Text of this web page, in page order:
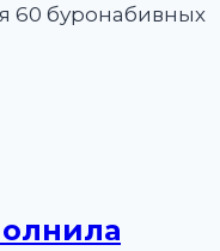
60 буронабивных